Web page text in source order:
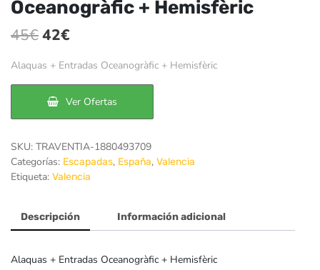
Oceanogràfic + Hemisfèric
45€El
precio
era:
45€.
42€
precio
es:
42€.
Alaquas + Entradas Oceanogràfic + Hemisfèric
Ver Ofertas
SKU: TRAVENTIA-1880493709
Categorías: Escapadas, España, Valencia
Etiqueta: Valencia
Descripción Información adicional
Alaquas + Entradas Oceanogràfic + Hemisfèric